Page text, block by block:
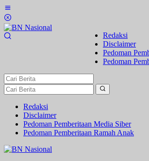
Lewati
ke
konten
Redaksi
Disclaimer
Pedoman
Pedoman
Redaksi
Disclaimer
Pedoman Pemberitaan Media Siber
Pedoman Pemberitaan Ramah Anak